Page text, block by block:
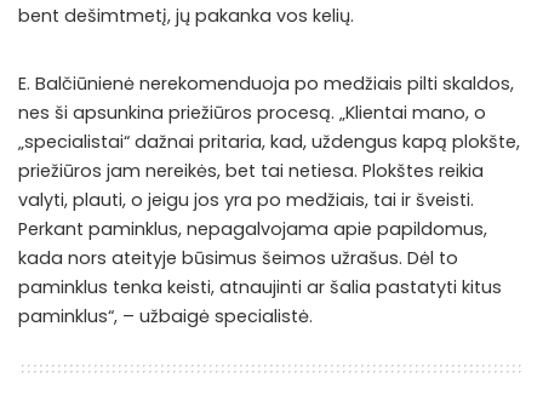
bent dešimtmetį, jų pakanka vos kelių.
E. Balčiūnienė nerekomenduoja po medžiais pilti skaldos,
nes ši apsunkina priežiūros procesą. „Klientai mano, o
„specialistai“ dažnai pritaria, kad, uždengus kapą plokšte,
priežiūros jam nereikės, bet tai netiesa. Plokštes reikia
valyti, plauti, o jeigu jos yra po medžiais, tai ir šveisti.
Perkant paminklus, nepagalvojama apie papildomus,
kada nors ateityje būsimus šeimos užrašus. Dėl to
paminklus tenka keisti, atnaujinti ar šalia pastatyti kitus
paminklus“, – užbaigė specialistė.